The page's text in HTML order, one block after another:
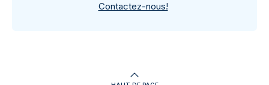
Contactez-nous!